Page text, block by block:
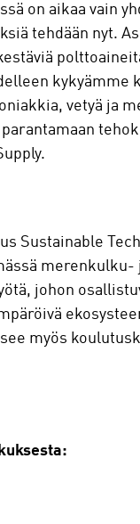
on aikaa vain
tehdään nyt.
kykyämme
vetyä ja
Sustainable
johon
myös